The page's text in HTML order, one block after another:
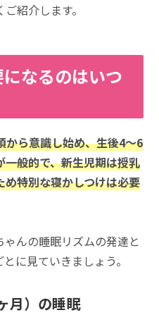
紹介します。
なるのはいつ
から意識し始め、生後4～6
般的で、新生児期は授乳
特別な寝かしつけは必要
んの睡眠リズムの発達と
に見ていきましょう。
月）の睡眠